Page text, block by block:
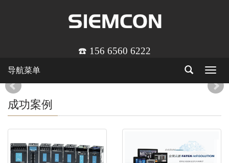
☎️ 156 6560 6222
Toggle
导航菜单
成功案例